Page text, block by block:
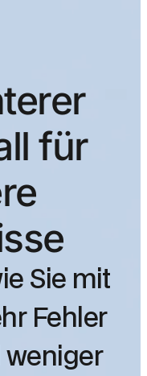
für
Sie mit
Fehler
weniger